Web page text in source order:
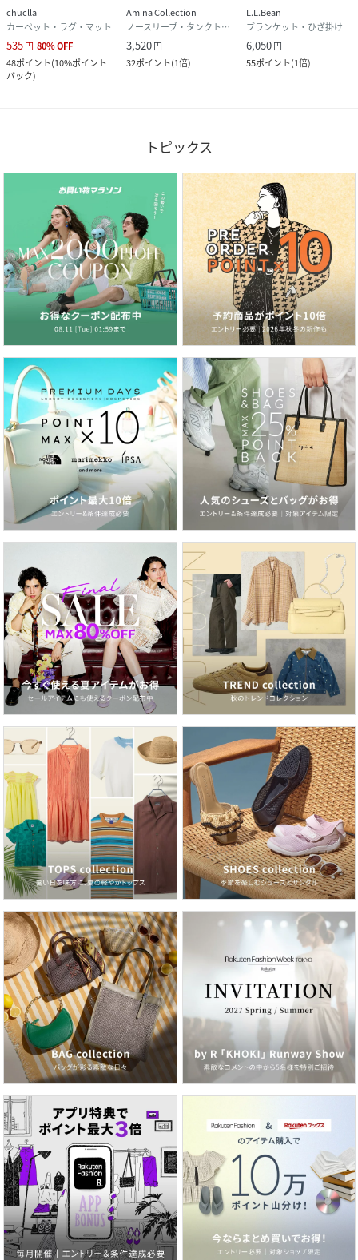
chuclla
カーペット・ラグ・マット
535円 80%OFF
48ポイント(10%ポイント
バック)
Amina Collection
ノースリーブ・タンクトップ
3,520円
32ポイント(1倍)
L.L.Bean
ブランケット・ひざ掛け
6,050円
55ポイント(1倍)
トピックス